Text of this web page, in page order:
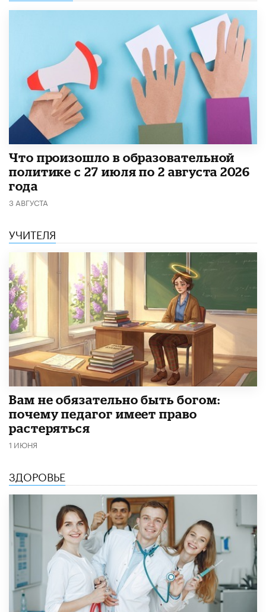
​Что произошло в образовательной
политике с 27 июля по 2 августа 2026
года
3 АВГУСТА
УЧИТЕЛЯ
​Вам не обязательно быть богом:
почему педагог имеет право
растеряться
1 ИЮНЯ
ЗДОРОВЬЕ